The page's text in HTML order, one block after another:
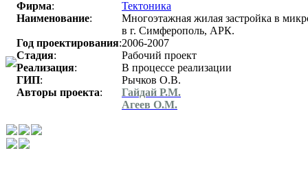
Фирма:
Тектоника
Наименование:
Многоэтажная жилая застройка в
в г. Симферополь, АРК.
Год проектирования:2006-2007
Стадия:
Рабочий проект
Реализация:
В процессе реализации
ГИП:
Рычков О.В.
Авторы проекта:
Гайдай Р.М.
Агеев О.М.